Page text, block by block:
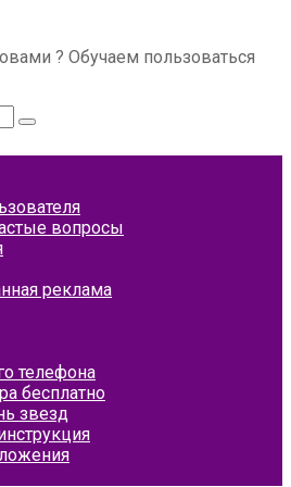
? Обучаем пользоваться
вопросы
реклама
телефона
бесплатно
звезд